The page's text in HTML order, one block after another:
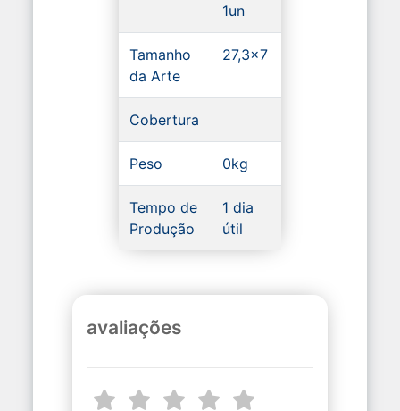
1un
Tamanho
da Arte
27,3x7
Cobertura
Peso 0kg
Tempo de
Produção
1 dia
útil
avaliações